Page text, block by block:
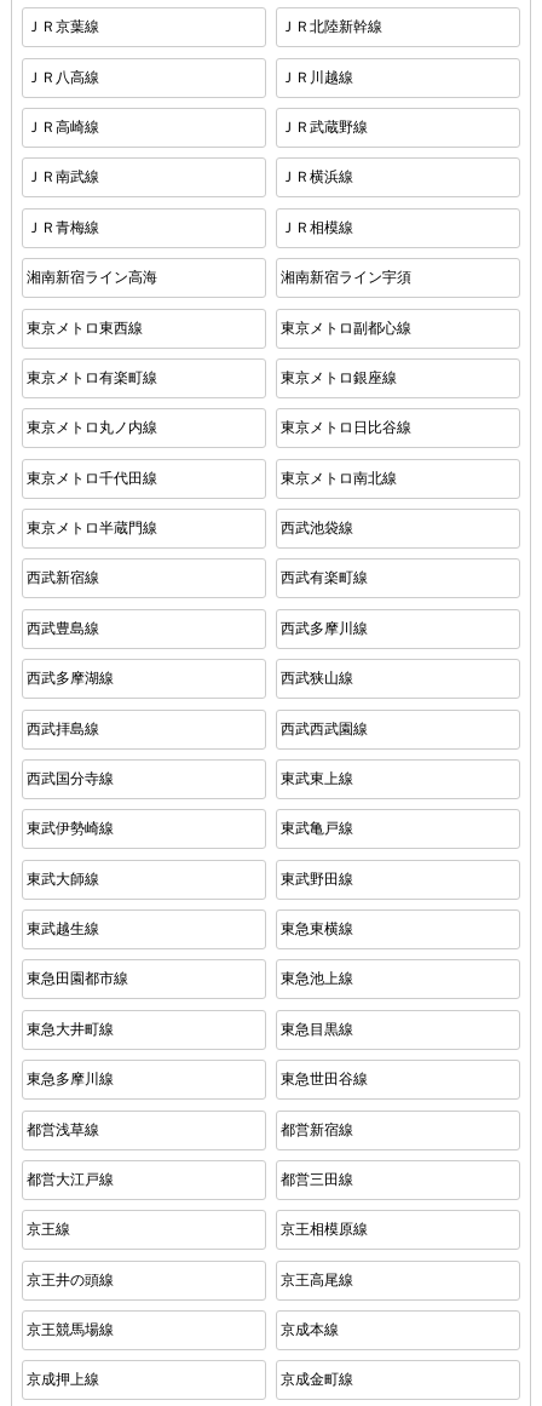
ＪＲ京葉線 ＪＲ北陸新幹線
ＪＲ八高線 ＪＲ川越線
ＪＲ高崎線 ＪＲ武蔵野線
ＪＲ南武線 ＪＲ横浜線
ＪＲ青梅線 ＪＲ相模線
湘南新宿ライン高海 湘南新宿ライン宇須
東京メトロ東西線 東京メトロ副都心線
東京メトロ有楽町線 東京メトロ銀座線
東京メトロ丸ノ内線 東京メトロ日比谷線
東京メトロ千代田線 東京メトロ南北線
東京メトロ半蔵門線 西武池袋線
西武新宿線 西武有楽町線
西武豊島線 西武多摩川線
西武多摩湖線 西武狭山線
西武拝島線 西武西武園線
西武国分寺線 東武東上線
東武伊勢崎線 東武亀戸線
東武大師線 東武野田線
東武越生線 東急東横線
東急田園都市線 東急池上線
東急大井町線 東急目黒線
東急多摩川線 東急世田谷線
都営浅草線 都営新宿線
都営大江戸線 都営三田線
京王線 京王相模原線
京王井の頭線 京王高尾線
京王競馬場線 京成本線
京成押上線 京成金町線